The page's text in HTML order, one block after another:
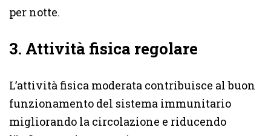
per notte.
3. Attività fisica regolare
L’attività fisica moderata contribuisce al buon
funzionamento del sistema immunitario
migliorando la circolazione e riducendo